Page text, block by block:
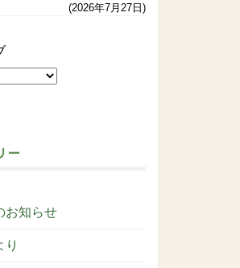
2026年7月27日
ー
お知らせ
り